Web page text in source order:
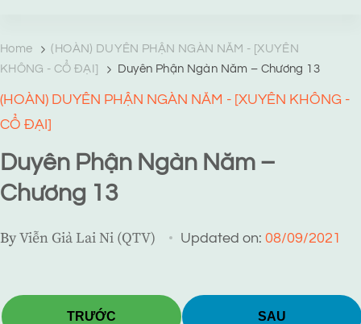
Home
(HOÀN) DUYÊN PHẬN NGÀN NĂM - [XUYÊN
KHÔNG - CỔ ĐẠI]
Duyên Phận Ngàn Năm – Chương 13
(HOÀN) DUYÊN PHẬN NGÀN NĂM - [XUYÊN KHÔNG -
CỔ ĐẠI]
Duyên Phận Ngàn Năm –
Chương 13
ByViễn Giả Lai Ni (QTV) Updated on: 08/09/2021
TRƯỚC SAU